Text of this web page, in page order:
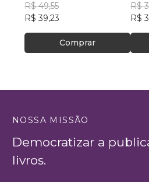
da Paróquia São
Geraldo Magela.
R$ 49,55
R$ 39,23
Comprar
de
R$
R$
NOSSA MISSÃO
Democratizar a
livros.